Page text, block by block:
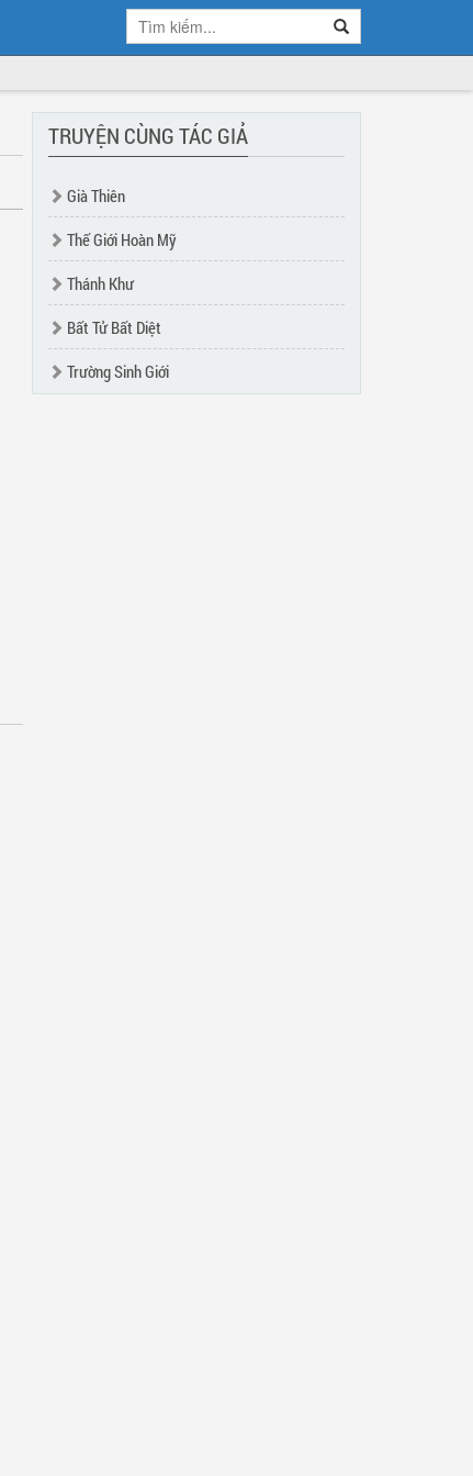
TRUYỆN CÙNG TÁC GIẢ
Già Thiên
Thế Giới Hoàn Mỹ
Thánh Khư
Bất Tử Bất Diệt
Trường Sinh Giới